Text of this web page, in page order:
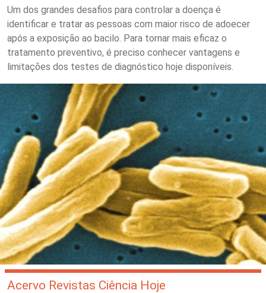
Um dos grandes desafios para controlar a doença é
identificar e tratar as pessoas com maior risco de adoecer
após a exposição ao bacilo. Para tornar mais eficaz o
tratamento preventivo, é preciso conhecer vantagens e
limitações dos testes de diagnóstico hoje disponíveis.
Acervo Revistas Ciência Hoje